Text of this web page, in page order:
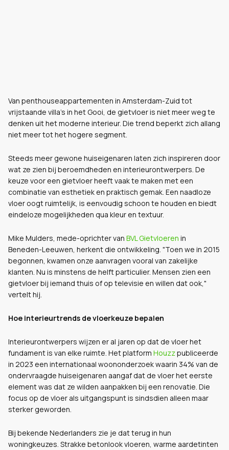
Van penthouseappartementen in Amsterdam-Zuid tot
vrijstaande villa's in het Gooi, de gietvloer is niet meer weg te
denken uit het moderne interieur. Die trend beperkt zich allang
niet meer tot het hogere segment.
Steeds meer gewone huiseigenaren laten zich inspireren door
wat ze zien bij beroemdheden en interieurontwerpers. De
keuze voor een gietvloer heeft vaak te maken met een
combinatie van esthetiek en praktisch gemak. Een naadloze
vloer oogt ruimtelijk, is eenvoudig schoon te houden en biedt
eindeloze mogelijkheden qua kleur en textuur.
Mike Mulders, mede-oprichter van BVL Gietvloeren in
Beneden-Leeuwen, herkent die ontwikkeling. "Toen we in 2015
begonnen, kwamen onze aanvragen vooral van zakelijke
klanten. Nu is minstens de helft particulier. Mensen zien een
gietvloer bij iemand thuis of op televisie en willen dat ook,"
vertelt hij.
Hoe interieurtrends de vloerkeuze bepalen
Interieurontwerpers wijzen er al jaren op dat de vloer het
fundament is van elke ruimte. Het platform Houzzpubliceerde
in 2023 een internationaal woononderzoek waarin 34% van de
ondervraagde huiseigenaren aangaf dat de vloer het eerste
element was dat ze wilden aanpakken bij een renovatie. Die
focus op de vloer als uitgangspunt is sindsdien alleen maar
sterker geworden.
Bij bekende Nederlanders zie je dat terug in hun
woningkeuzes. Strakke betonlook vloeren, warme aardetinten